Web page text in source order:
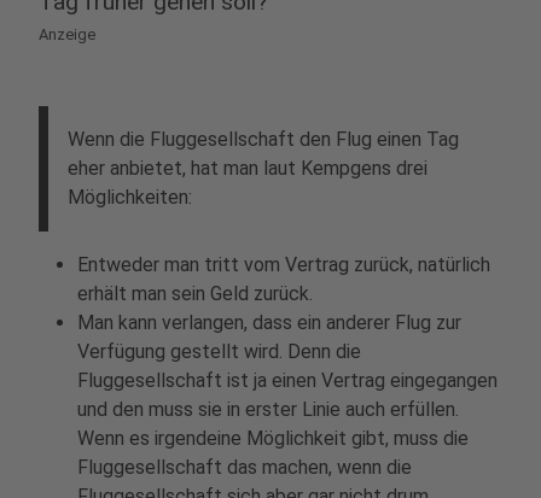
Anzeige
Wenn die Fluggesellschaft den Flug einen Tag
eher anbietet, hat man laut Kempgens drei
Möglichkeiten:
Entweder man tritt vom Vertrag zurück, natürlich
erhält man sein Geld zurück.
Man kann verlangen, dass ein anderer Flug zur
Verfügung gestellt wird. Denn die
Fluggesellschaft ist ja einen Vertrag eingegangen
und den muss sie in erster Linie auch erfüllen.
Wenn es irgendeine Möglichkeit gibt, muss die
Fluggesellschaft das machen, wenn die